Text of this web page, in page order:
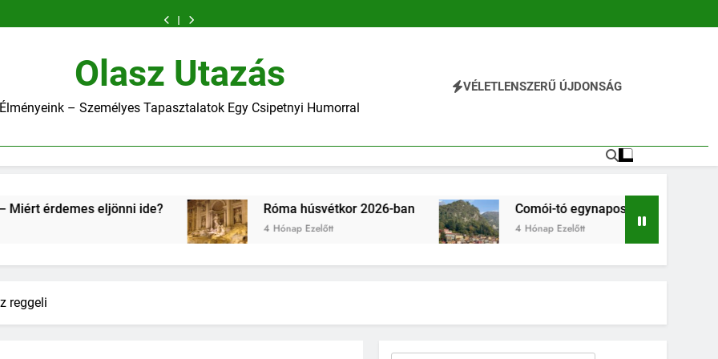
kirándulás
Milánóból
–
Szicília
–
Miért
ide?
ban
Milánóból
Szicília
Miért
ide?
2026-
ban
egynapos
kirándulás
ban
Olasz Utazás
Élményeink – Személyes Tapasztalatok Egy Csipetnyi Humorral
VÉLETLENSZERŰ ÚJDONSÁG
ide? Róma húsvétkor 2026-ban
4 Hónap Ezelőtt
Comói-tó egynapos kirándulás Milánóból 2026-ban
4 Hónap Ezelőtt
reggeli